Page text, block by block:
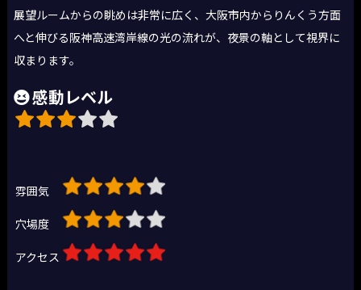
展望ルームからの眺めは非常に広く、大阪市内からりんくう方面
へと伸びる阪神高速湾岸線の光の流れが、夜景の軸として視界に
収まります。
感動レベル
雰囲気
穴場度
アクセス